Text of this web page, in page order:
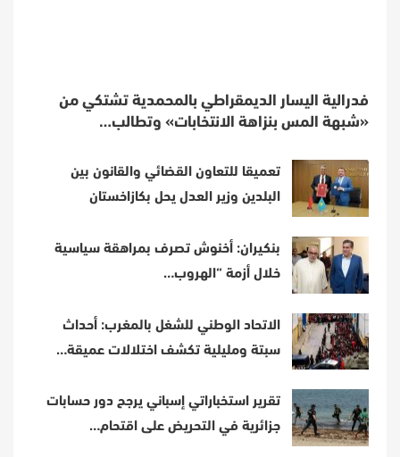
فدرالية اليسار الديمقراطي بالمحمدية تشتكي من
«شبهة المس بنزاهة الانتخابات» وتطالب…
تعميقا للتعاون القضائي والقانون بين
البلدين وزير العدل يحل بكازاخستان
بنكيران: أخنوش تصرف بمراهقة سياسية
خلال أزمة “الهروب…
الاتحاد الوطني للشغل بالمغرب: أحداث
سبتة ومليلية تكشف اختلالات عميقة…
تقرير استخباراتي إسباني يرجح دور حسابات
جزائرية في التحريض على اقتحام…